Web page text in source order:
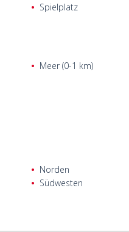
Spielplatz
Meer (0-1 km)
Norden
Südwesten